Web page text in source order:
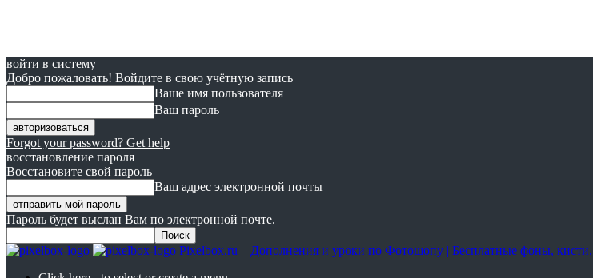
войти в систему
Добро пожаловать! Войдите в свою учётную запись
Ваше имя пользователя
Ваш пароль
Forgot your password? Get help
восстановление пароля
Восстановите свой пароль
Ваш адрес электронной почты
Пароль будет выслан Вам по электронной почте.
Pixelbox.ru – Дополнения и уроки по Фотошопу | Бесплатные фоны,